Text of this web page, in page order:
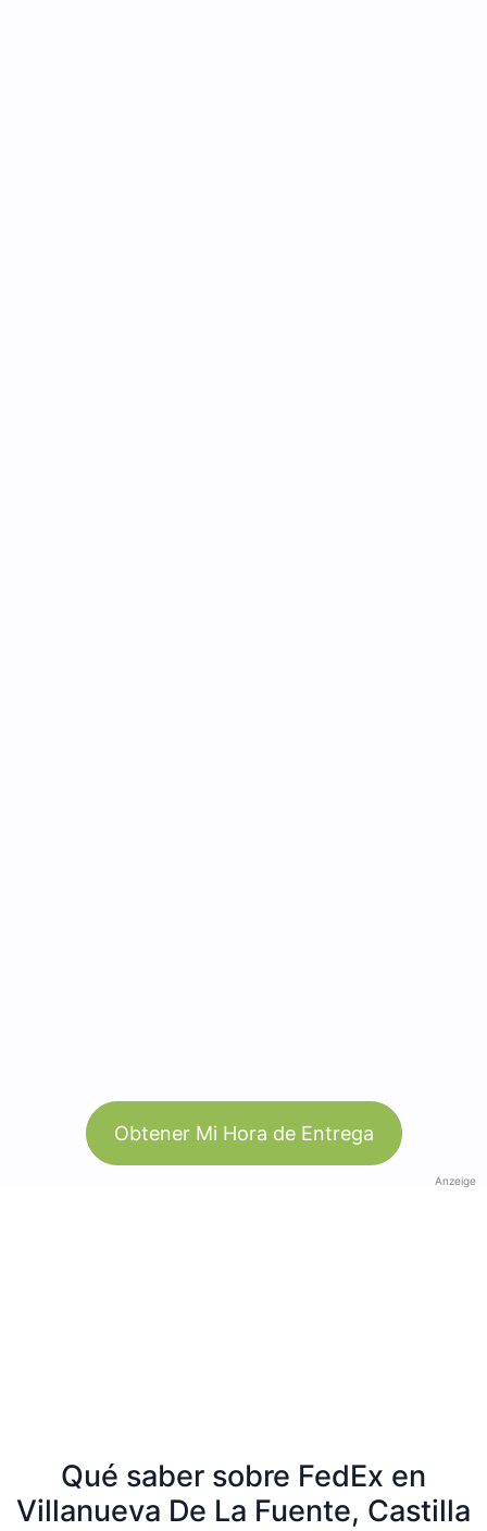
Obtener Mi Hora de Entrega
Anzeige
Qué saber sobre FedEx en
Villanueva De La Fuente, Castilla